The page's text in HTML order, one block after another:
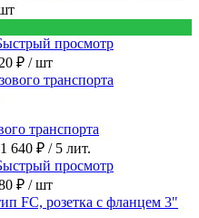
просмотр
₽ / шт
транспорта
1 640 ₽ / 5 лит.
просмотр
₽ / шт